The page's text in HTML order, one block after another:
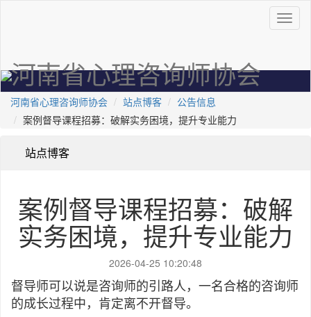
河南省心理咨询师协会
河南省心理咨询师协会 站点博客
公告信息
案例督导课程招募：破解实务困境，提升专业能力
站点博客
案例督导课程招募：破解
实务困境，提升专业能力
2026-04-25 10:20:48
督导师可以说是咨询师的引路人，一名合格的咨询师
的成长过程中，肯定离不开督导。